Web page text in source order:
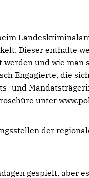
Dieser enthalte
und wie
Engagierte, die
und
unter
der
gespielt, aber